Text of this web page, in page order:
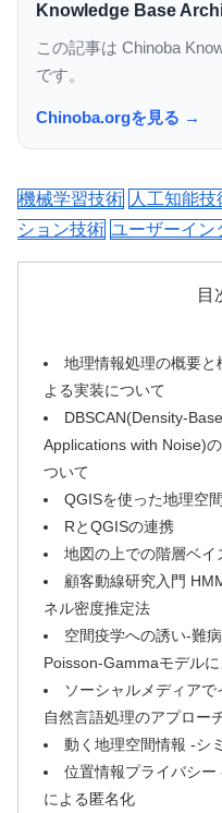
Knowledge Base
この記事は Chinoba
です。
Chinoba.orgを見る →
機械学習技術 人工知能技
ション技術 ユーザーイン
目
地理情報処理の概要
よる実装について
DBSCAN(Density-
Applications with Noise)
ついて
QGISを使った地理空
RとQGISの連携
地図の上での階層ベイ
顧客動線研究入門
ネル密度推定法
空間疫学への誘い-難
Poisson-Gammaモデル
ソーシャルメディア
自然言語処理のアプロー
動く地理空間情報 -シ
位置情報プライバシ
による匿名化